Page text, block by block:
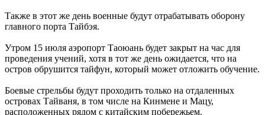
Также в этот же день военные будут отрабатывать оборону
главного порта Тайбэя.
Утром 15 июля аэропорт Таоюань будет закрыт на час для
проведения учений, хотя в тот же день ожидается, что на
остров обрушится тайфун, который может отложить обучение.
Боевые стрельбы будут проходить только на отдаленных
островах Тайваня, в том числе на Кинмене и Мацу,
расположенных рядом с китайским побережьем.